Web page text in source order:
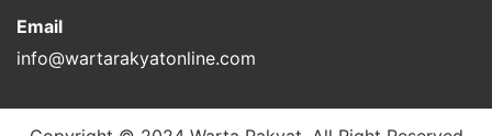
Email
info@wartarakyatonline.com